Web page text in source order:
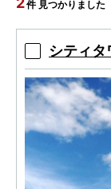
件 見つかりました
シティタ